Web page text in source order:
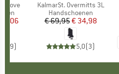
Glove
prijs
9)
Artikel
KalmarSt. Overmitts 3L
Productgroep
Handschoenen
Prijs
€ 69,95Verlaagde prijs
€ 34,98
5,0(3)